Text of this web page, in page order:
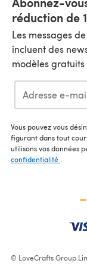
réduction de
Les messages
incluent des
modèles
Vous pouvez vous
figurant dans tout
utilisons vos données
confidentialité
© LoveCrafts Group